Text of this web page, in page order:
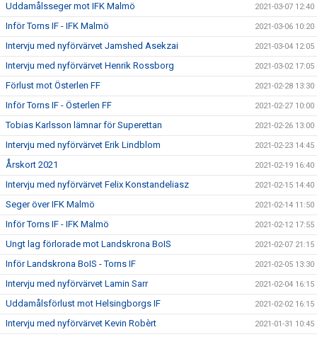
Uddamålsseger mot IFK Malmö 2021-03-07 12:40
Inför Torns IF - IFK Malmö 2021-03-06 10:20
Intervju med nyförvärvet Jamshed Asekzai 2021-03-04 12:05
Intervju med nyförvärvet Henrik Rossborg 2021-03-02 17:05
Förlust mot Österlen FF 2021-02-28 13:30
Inför Torns IF - Österlen FF 2021-02-27 10:00
Tobias Karlsson lämnar för Superettan 2021-02-26 13:00
Intervju med nyförvärvet Erik Lindblom 2021-02-23 14:45
Årskort 2021 2021-02-19 16:40
Intervju med nyförvärvet Felix Konstandeliasz 2021-02-15 14:40
Seger över IFK Malmö 2021-02-14 11:50
Inför Torns IF - IFK Malmö 2021-02-12 17:55
Ungt lag förlorade mot Landskrona BoIS 2021-02-07 21:15
Inför Landskrona BoIS - Torns IF 2021-02-05 13:30
Intervju med nyförvärvet Lamin Sarr 2021-02-04 16:15
Uddamålsförlust mot Helsingborgs IF 2021-02-02 16:15
Intervju med nyförvärvet Kevin Robèrt 2021-01-31 10:45